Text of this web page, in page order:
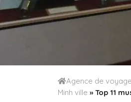
Agence de
Minh ville » Top 11